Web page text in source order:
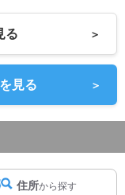
る ＞
見る ＞
住所から探す